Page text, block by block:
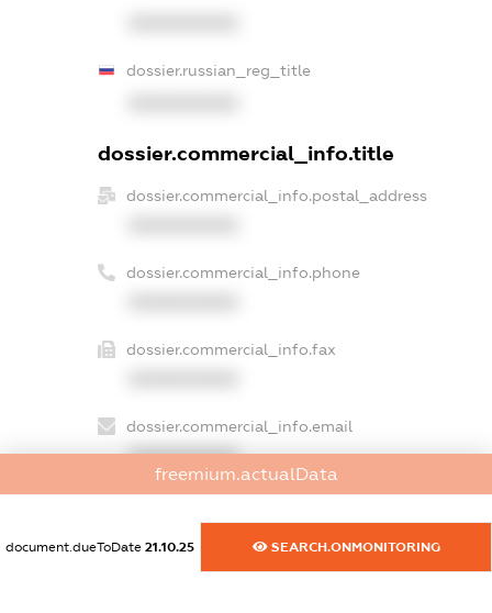
dossier.russian_reg_title
dossier.commercial_info.title
dossier.commercial_info.postal_address
dossier.commercial_info.phone
dossier.commercial_info.fax
dossier.commercial_info.email
XXXXXXXXXX
freemium.actualData
document.dueToDate 21.10.25 SEARCH.ONMONITORING